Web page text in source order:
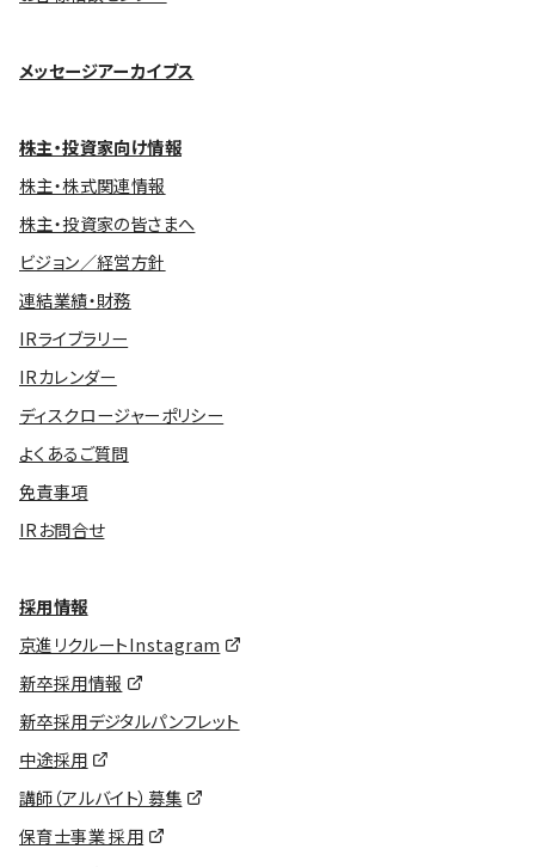
メッセージアーカイブス
株主・投資家向け情報
株主・株式関連情報
株主・投資家の皆さまへ
ビジョン／経営方針
連結業績・財務
IRライブラリー
IRカレンダー
ディスクロージャーポリシー
よくあるご質問
免責事項
IRお問合せ
採用情報
京進リクルートInstagram
新卒採用情報
新卒採用デジタルパンフレット
中途採用
講師（アルバイト）募集
保育士事業 採用